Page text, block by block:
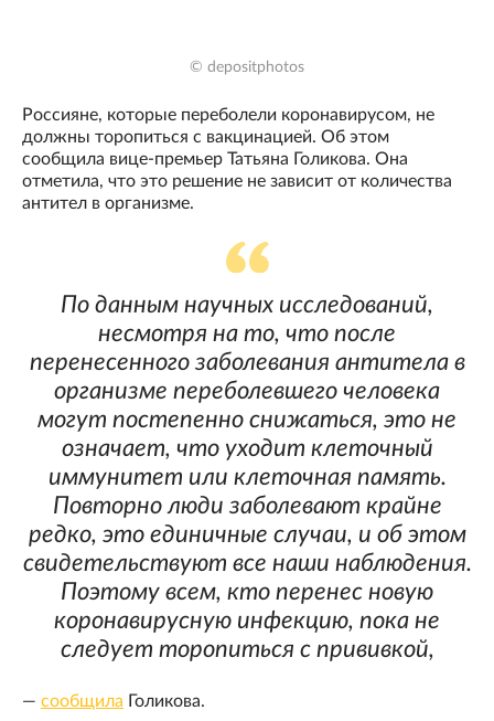
© depositphotos
Россияне, которые переболели коронавирусом, не
должны торопиться с вакцинацией. Об этом
сообщила вице-премьер Татьяна Голикова. Она
отметила, что это решение не зависит от количества
антител в организме.
По данным научных исследований,
несмотря на то, что после
перенесенного заболевания антитела в
организме переболевшего человека
могут постепенно снижаться, это не
означает, что уходит клеточный
иммунитет или клеточная память.
Повторно люди заболевают крайне
редко, это единичные случаи, и об этом
свидетельствуют все наши наблюдения.
Поэтому всем, кто перенес новую
коронавирусную инфекцию, пока не
следует торопиться с прививкой,
— сообщила Голикова.